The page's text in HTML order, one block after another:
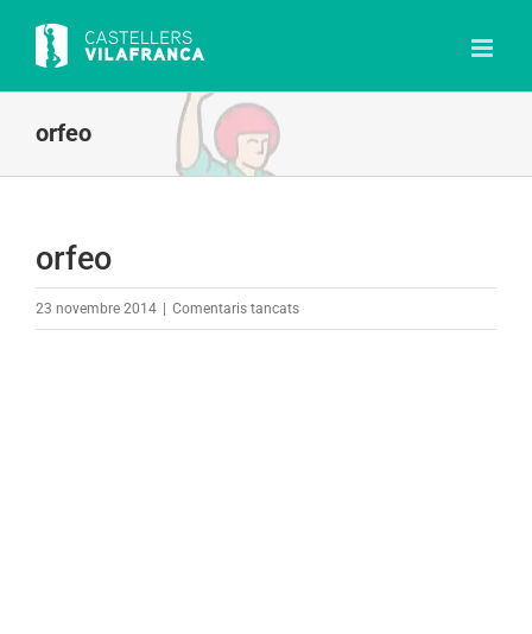
content
orfeo
orfeo
23 novembre 2014 Comentaris tancatsa